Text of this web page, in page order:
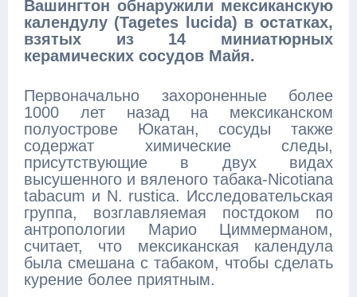
Вашингтон обнаружили мексиканскую
календулу (Tagetes lucida) в остатках,
взятых из 14 миниатюрных
керамических сосудов Майя.
Первоначально захороненные более
1000 лет назад на мексиканском
полуострове Юкатан, сосуды также
содержат химические следы,
присутствующие в двух видах
высушенного и вяленого табака-Nicotiana
tabacum и N. rustica. Исследовательская
группа, возглавляемая постдоком по
антропологии Марио Циммерманом,
считает, что мексиканская календула
была смешана с табаком, чтобы сделать
курение более приятным.